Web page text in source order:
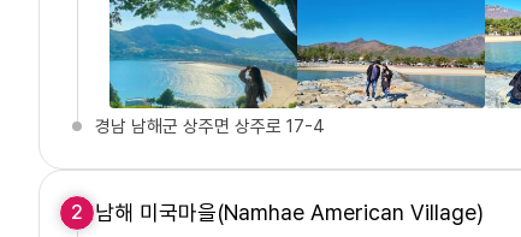
경남 남해군 상주면 상주로 17-4
2 남해 미국마을(Namhae American Village)